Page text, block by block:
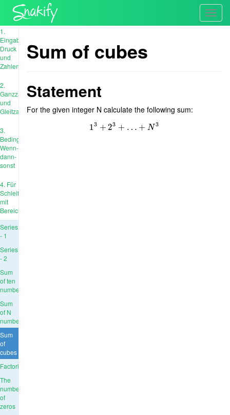
1.
Eingabe,
Druck
und
Zahlen
2.
Ganzzahl
und
Gleitzahl
3.
Bedingungen:
Wenn-
dann-
sonst
4. Für
Schleife
mit
Bereich
Series
- 1
Series
- 2
Sum
of ten
numbers
Sum
of N
numbers
Sum
of
cubes
Factorial
The
number
of
zeros
Sum of cubes
Statement
For the given integer N calculate the following sum:
13 + 23 + … + N 3
1 3+2 3+ … + N3